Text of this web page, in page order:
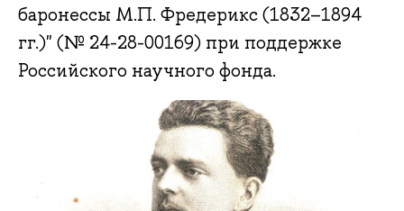
баронессы М.П. Фредерикс (1832–1894
гг.)" (№ 24-28-00169) при поддержке
Российского научного фонда.